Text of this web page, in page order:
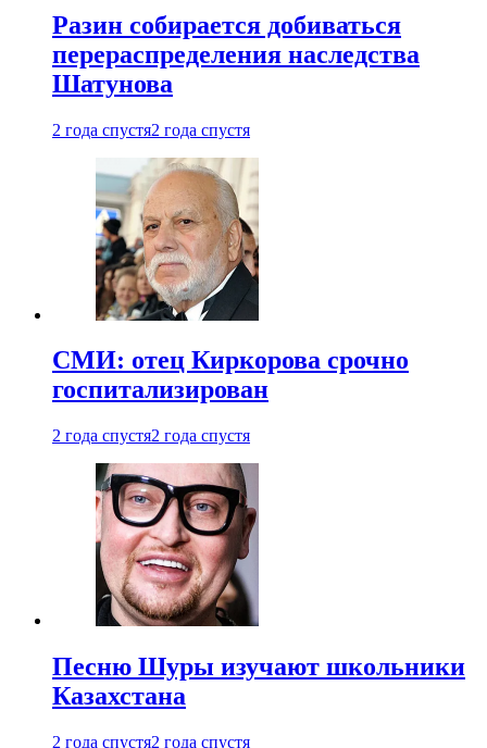
Разин собирается добиваться
перераспределения наследства
Шатунова
2 года спустя2 года спустя
СМИ: отец Киркорова срочно
госпитализирован
2 года спустя2 года спустя
Песню Шуры изучают школьники
Казахстана
2 года спустя2 года спустя